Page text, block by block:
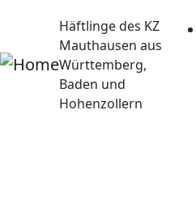
Häftlinge des KZ
Mauthausen aus
Württemberg,
Baden und
Hohenzollern